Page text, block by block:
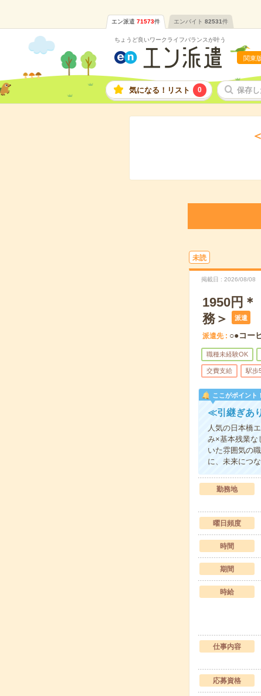
エン派遣 71573件 エンバイト 82531件
ちょうど良いワークライフバランスが叶う
関東
気になる！リスト 0 保存
未読
掲載日 2026/08/08
1950円
務＞
派遣
派遣先 ○●コー
職種未経験OK
交費支給 駅歩
ここがポイント！
≪引継ぎあ
人気の日本橋
み×基本残業な
いた雰囲気の
に、未来につ
勤務地
曜日頻度
時間
期間
時給
仕事内容
応募資格